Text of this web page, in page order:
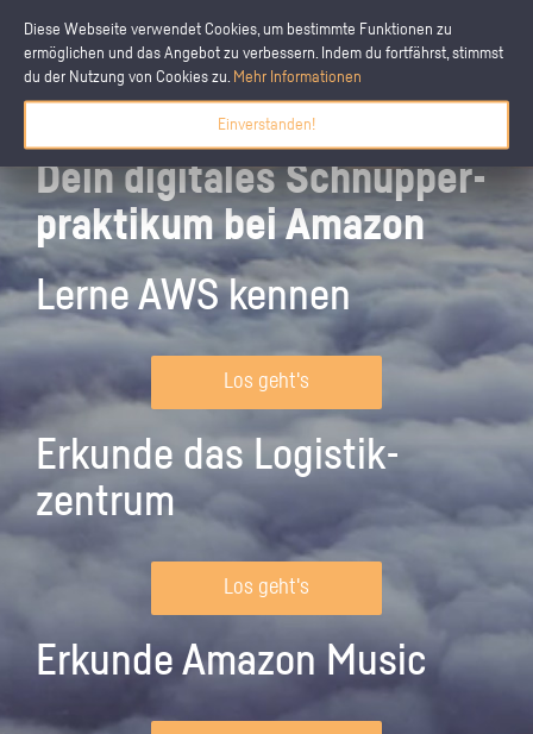
Diese Webseite verwendet Cookies, um bestimmte Funktionen zu
ermöglichen und das Angebot zu verbessern. Indem du fortfährst, stimmst
du der Nutzung von Cookies zu. Mehr Informationen
Einverstanden!
Dein digitales Schnupper­
praktikum bei Amazon
Lerne AWS kennen
Los geht's
Erkunde das Logistik­
zentrum
Los geht's
Erkunde Amazon Music